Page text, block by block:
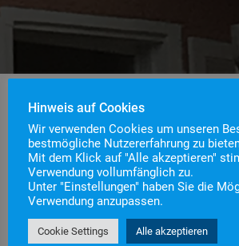
Einsatznummer
45
Einsatzstichwort
H1 –
Einsatzort
Alarmierungszeitpunkt18. Juni
Einsatzdauer
40 Minuten
Hinweis auf Cookies
Wir verwenden Cookies um unseren
bestmögliche Nutzererfahrung zu
Mit dem Klick auf "Alle akzeptieren"
Verwendung vollumfänglich zu.
Unter "Einstellungen" haben Sie die
Verwendung anzupassen.
Cookie Settings Alle akzeptieren